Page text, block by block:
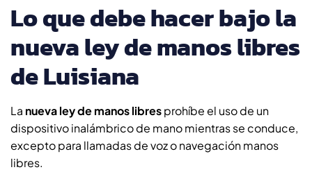
Lo que debe hacer bajo la
nueva ley de manos libres
de Luisiana
La nueva ley de manos libresprohíbe el uso de un
dispositivo inalámbrico de mano mientras se conduce,
excepto para llamadas de voz o navegación manos
libres.